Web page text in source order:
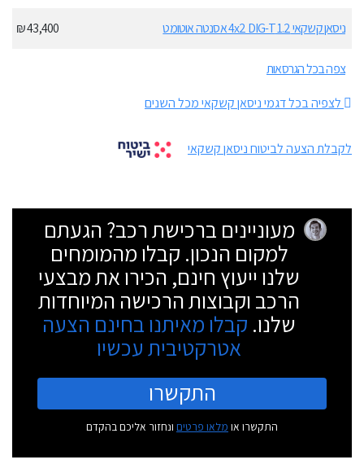
ניסאן קשקאי 1.2 4x2 DIG-T אסנטה אוטומט 43,400 ₪
צפה בכל הגרסאות
לצפיה בכל דגמי ניסאן קשקאי מכל השנים
לקבלת הצעה לביטוח ניסאן קשקאי
מעוניינים ברכישת רכב? הגעתם
למקום הנכון. קבלו מהמומחים
שלנו ייעוץ חינם, הכירו את מבצעי
הרכב וקבוצות הרכישה המיוחדות
שלנו. קבלו מאיתנו בחינם הצעה
אטרקטיבית עכשיו
התקשרו
התקשרו או מלאו פרטים ונחזור אליכם בהקדם